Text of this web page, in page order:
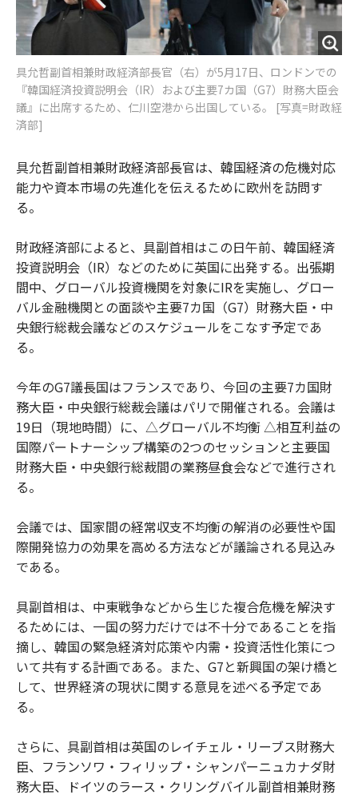
具允哲副首相兼財政経済部長官（右）が5月17日、ロンドンでの
『韓国経済投資説明会（IR）および主要7カ国（G7）財務大臣会
議』に出席するため、仁川空港から出国している。 [写真=財政経
済部]
具允哲副首相兼財政経済部長官は、韓国経済の危機対応
能力や資本市場の先進化を伝えるために欧州を訪問す
る。
財政経済部によると、具副首相はこの日午前、韓国経済
投資説明会（IR）などのために英国に出発する。出張期
間中、グローバル投資機関を対象にIRを実施し、グロー
バル金融機関との面談や主要7カ国（G7）財務大臣・中
央銀行総裁会議などのスケジュールをこなす予定であ
る。
今年のG7議長国はフランスであり、今回の主要7カ国財
務大臣・中央銀行総裁会議はパリで開催される。会議は
19日（現地時間）に、△グローバル不均衡 △相互利益の
国際パートナーシップ構築の2つのセッションと主要国
財務大臣・中央銀行総裁間の業務昼食会などで進行され
る。
会議では、国家間の経常収支不均衡の解消の必要性や国
際開発協力の効果を高める方法などが議論される見込み
である。
具副首相は、中東戦争などから生じた複合危機を解決す
るためには、一国の努力だけでは不十分であることを指
摘し、韓国の緊急経済対応策や内需・投資活性化策につ
いて共有する計画である。また、G7と新興国の架け橋と
して、世界経済の現状に関する意見を述べる予定であ
る。
さらに、具副首相は英国のレイチェル・リーブス財務大
臣、フランソワ・フィリップ・シャンパーニュカナダ財
務大臣、ドイツのラース・クリングバイル副首相兼財務